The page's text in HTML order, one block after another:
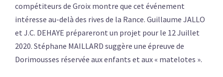
compétiteurs de Groix montre que cet événement
intéresse au-delà des rives de la Rance. Guillaume JALLO
et J.C. DEHAYE prépareront un projet pour le 12 Juillet
2020. Stéphane MAILLARD suggère une épreuve de
Dorimousses réservée aux enfants et aux « matelotes ».